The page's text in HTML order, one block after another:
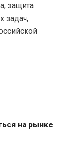
защита
задач,
на рынке